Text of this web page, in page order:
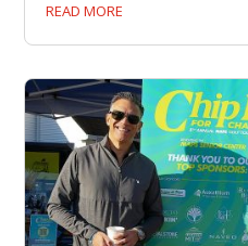
READ MORE